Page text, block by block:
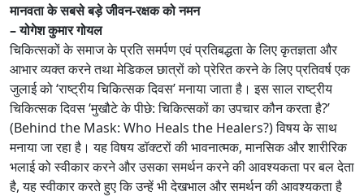
मानवता के सबसे बड़े जीवन-रक्षक को नमन
– योगेश कुमार गोयल
चिकित्सकों के समाज के प्रति समर्पण एवं प्रतिबद्धता के लिए कृतज्ञता और
आभार व्यक्त करने तथा मेडिकल छात्रों को प्रेरित करने के लिए प्रतिवर्ष एक
जुलाई को ‘राष्ट्रीय चिकित्सक दिवस’ मनाया जाता है। इस साल राष्ट्रीय
चिकित्सक दिवस ‘मुखौटे के पीछे: चिकित्सकों का उपचार कौन करता है?’
(Behind the Mask: Who Heals the Healers?) विषय के साथ
मनाया जा रहा है। यह विषय डॉक्टरों की भावनात्मक, मानसिक और शारीरिक
भलाई को स्वीकार करने और उसका समर्थन करने की आवश्यकता पर बल देता
है, यह स्वीकार करते हुए कि उन्हें भी देखभाल और समर्थन की आवश्यकता है